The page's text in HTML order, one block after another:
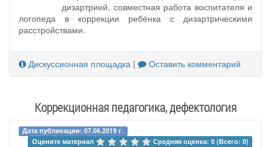
дизартрией, совместная работа воспитателя и
логопеда в коррекции ребёнка с дизартрическими
расстройствами.
Дискуссионная площадка | Оставить комментарий
Коррекционная педагогика, дефектология
Дата публикации: 07.06.2019 г.
Оцените материал
Средняя оценка: 0 (Всего: 0)